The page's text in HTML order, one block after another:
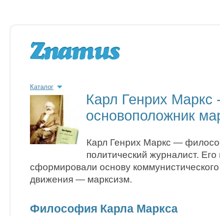
Каталог
Карл Генрих Маркс
основоположник
Карл Генрих Маркс —
политический журналист. Его
сформировали основу
движения — марксизм.
Философия Карла Маркса